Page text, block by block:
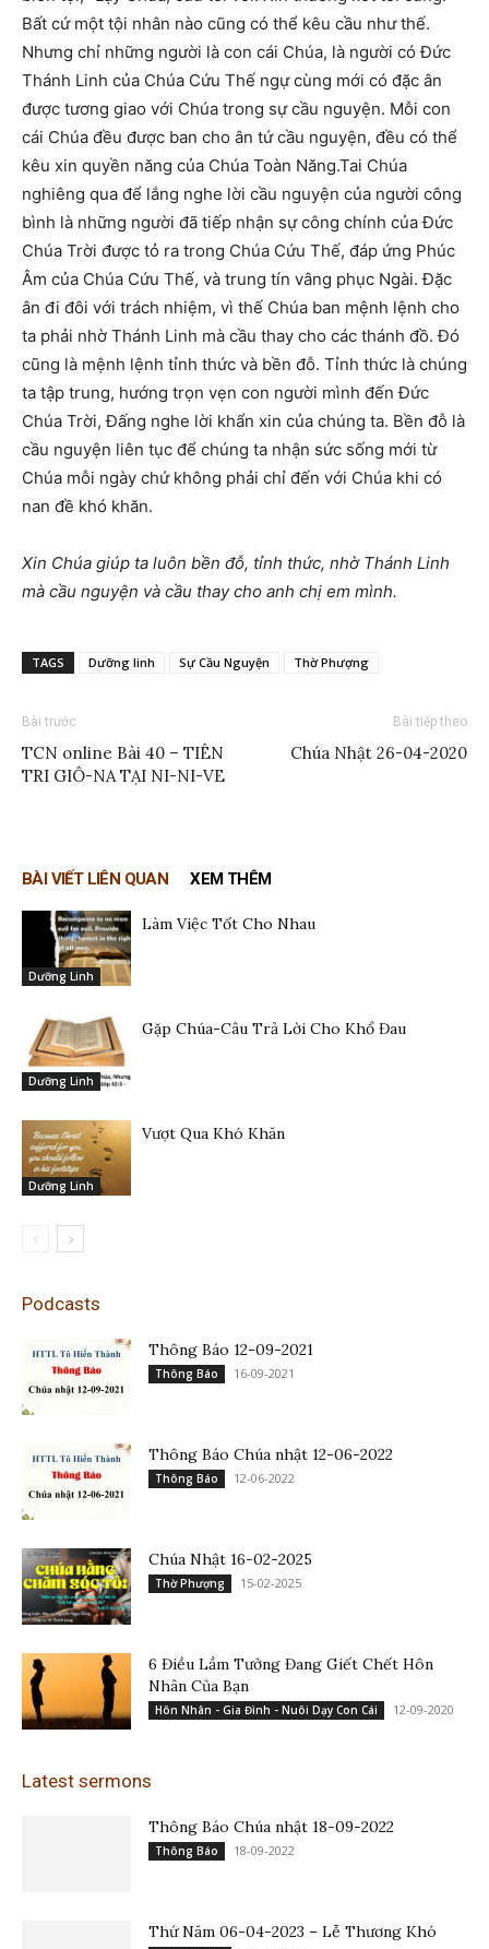
Bất cứ một tội nhân nào cũng có thể kêu cầu như thế.
Nhưng chỉ những người là con cái Chúa, là người có Đức
Thánh Linh của Chúa Cứu Thế ngự cùng mới có đặc ân
được tương giao với Chúa trong sự cầu nguyện. Mỗi con
cái Chúa đều được ban cho ân tứ cầu nguyện, đều có thể
kêu xin quyền năng của Chúa Toàn Năng.Tai Chúa
nghiêng qua để lắng nghe lời cầu nguyện của người công
bình là những người đã tiếp nhận sự công chính của Đức
Chúa Trời được tỏ ra trong Chúa Cứu Thế, đáp ứng Phúc
Âm của Chúa Cứu Thế, và trung tín vâng phục Ngài. Đặc
ân đi đôi với trách nhiệm, vì thế Chúa ban mệnh lệnh cho
ta phải nhờ Thánh Linh mà cầu thay cho các thánh đồ. Đó
cũng là mệnh lệnh tỉnh thức và bền đỗ. Tỉnh thức là chúng
ta tập trung, hướng trọn vẹn con người mình đến Đức
Chúa Trời, Đấng nghe lời khẩn xin của chúng ta. Bền đỗ là
cầu nguyện liên tục để chúng ta nhận sức sống mới từ
Chúa mỗi ngày chứ không phải chỉ đến với Chúa khi có
nan đề khó khăn.
Xin Chúa giúp ta luôn bền đỗ, tỉnh thức, nhờ Thánh Linh
mà cầu nguyện và cầu thay cho anh chị em mình.
TAGS Dưỡng linh Sự Cầu Nguyện Thờ Phượng
Bài trước
TCN online Bài 40 – TIÊN
TRI GIÔ-NA TẠI NI-NI-VE
Bài tiếp theo
Chúa Nhật 26-04-2020
BÀI VIẾT LIÊN QUAN XEM THÊM
Dưỡng Linh
Làm Việc Tốt Cho Nhau
Dưỡng Linh
Gặp Chúa-Câu Trả Lời Cho Khổ Đau
Dưỡng Linh
Vượt Qua Khó Khăn
Podcasts
Thông Báo 12-09-2021
Thông Báo 16-09-2021
Thông Báo Chúa nhật 12-06-2022
Thông Báo 12-06-2022
Chúa Nhật 16-02-2025
Thờ Phượng 15-02-2025
6 Điều Lầm Tưởng Đang Giết Chết Hôn
Nhân Của Bạn
Hôn Nhân - Gia Đình - Nuôi Dạy Con Cái 12-09-2020
Latest sermons
Thông Báo Chúa nhật 18-09-2022
Thông Báo 18-09-2022
Thứ Năm 06-04-2023 – Lễ Thương Khó